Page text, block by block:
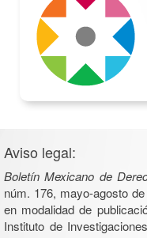
Aviso legal:
Boletín Mexicano de
núm. 176, mayo-agosto
en modalidad de
Instituto de